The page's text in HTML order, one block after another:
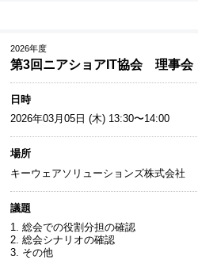
2026年度
第3回ニアショアIT協会 理事会
日時
2026年03月05日 (木) 13:30〜14:00
場所
キーウェアソリューションズ株式会社
議題
1. 総会での役割分担の確認
2. 総会シナリオの確認
3. その他